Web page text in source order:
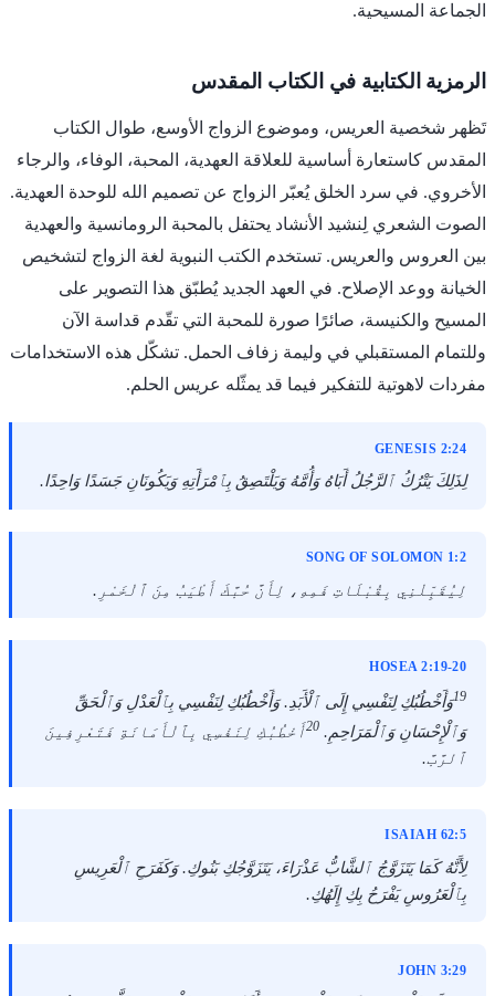
الجماعة المسيحية.
الرمزية الكتابية في الكتاب المقدس
تَظهر شخصية العريس، وموضوع الزواج الأوسع، طوال الكتاب
المقدس كاستعارة أساسية للعلاقة العهدية، المحبة، الوفاء، والرجاء
الأخروي. في سرد الخلق يُعبّر الزواج عن تصميم الله للوحدة العهدية.
الصوت الشعري لِنشيد الأنشاد يحتفل بالمحبة الرومانسية والعهدية
بين العروس والعريس. تستخدم الكتب النبوية لغة الزواج لتشخيص
الخيانة ووعد الإصلاح. في العهد الجديد يُطبّق هذا التصوير على
المسيح والكنيسة، صائرًا صورة للمحبة التي تقّدم قداسة الآن
وللتمام المستقبلي في وليمة زفاف الحمل. تشكّل هذه الاستخدامات
مفردات لاهوتية للتفكير فيما قد يمثّله عريس الحلم.
GENESIS 2:24
لِذَلِكَ يَتْرُكُ ٱلرَّجُلُ أَبَاهُ وَأُمَّهُ وَيَلْتَصِقُ بِٱمْرَأَتِهِ وَيَكُونَانِ جَسَدًا وَاحِدًا.
SONG OF SOLOMON 1:2
لِيُقَبِّلْنِي بِقُبْلَاتِ فَمِهِ، لِأَنَّ حُبَّكَ أَطْيَبُ مِنَ ٱلْخَمْرِ.
HOSEA 2:19-20
19وَأَخْطُبُكِ لِنَفْسِي إِلَى ٱلْأَبَدِ. وَأَخْطُبُكِ لِنَفْسِي بِٱلْعَدْلِ وَٱلْحَقِّ
وَٱلْإِحْسَانِ وَٱلْمَرَاحِمِ. 20أَخْطُبُكِ لِنَفْسِي بِٱلْأَمَانَةِ فَتَعْرِفِينَ
ٱلرَّبَّ.
ISAIAH 62:5
لِأَنَّهُ كَمَا يَتَزَوَّجُ ٱلشَّابُّ عَذْرَاءَ، يَتَزَوَّجُكِ بَنُوكِ. وَكَفَرَحِ ٱلْعَرِيسِ
بِٱلْعَرُوسِ يَفْرَحُ بِكِ إِلَهُكِ.
JOHN 3:29